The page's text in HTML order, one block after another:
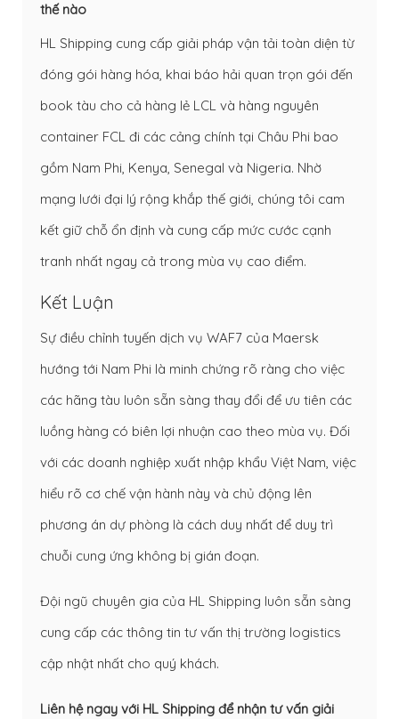
thế nào
HL Shipping cung cấp giải pháp vận tải toàn diện từ
đóng gói hàng hóa, khai báo hải quan trọn gói đến
book tàu cho cả hàng lẻ LCL và hàng nguyên
container FCL đi các cảng chính tại Châu Phi bao
gồm Nam Phi, Kenya, Senegal và Nigeria. Nhờ
mạng lưới đại lý rộng khắp thế giới, chúng tôi cam
kết giữ chỗ ổn định và cung cấp mức cước cạnh
tranh nhất ngay cả trong mùa vụ cao điểm.
Kết Luận
Sự điều chỉnh tuyến dịch vụ WAF7 của Maersk
hướng tới Nam Phi là minh chứng rõ ràng cho việc
các hãng tàu luôn sẵn sàng thay đổi để ưu tiên các
luồng hàng có biên lợi nhuận cao theo mùa vụ. Đối
với các doanh nghiệp xuất nhập khẩu Việt Nam, việc
hiểu rõ cơ chế vận hành này và chủ động lên
phương án dự phòng là cách duy nhất để duy trì
chuỗi cung ứng không bị gián đoạn.
Đội ngũ chuyên gia của HL Shipping luôn sẵn sàng
cung cấp các thông tin tư vấn thị trường logistics
cập nhật nhất cho quý khách.
Liên hệ ngay với HL Shipping để nhận tư vấn giải